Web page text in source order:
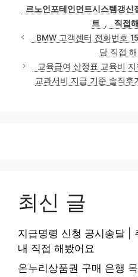
르노인포테인먼트시스템갱신
트 ,
직접
BMW 고객센터 전화번호
담 직접
교육급여 산정표 교육비
교과서비 지급 기준 솔직후
최신 글
지급명령 신청 공시송달 |
내 직접 해봤어요
온누리상품권 구매 은행